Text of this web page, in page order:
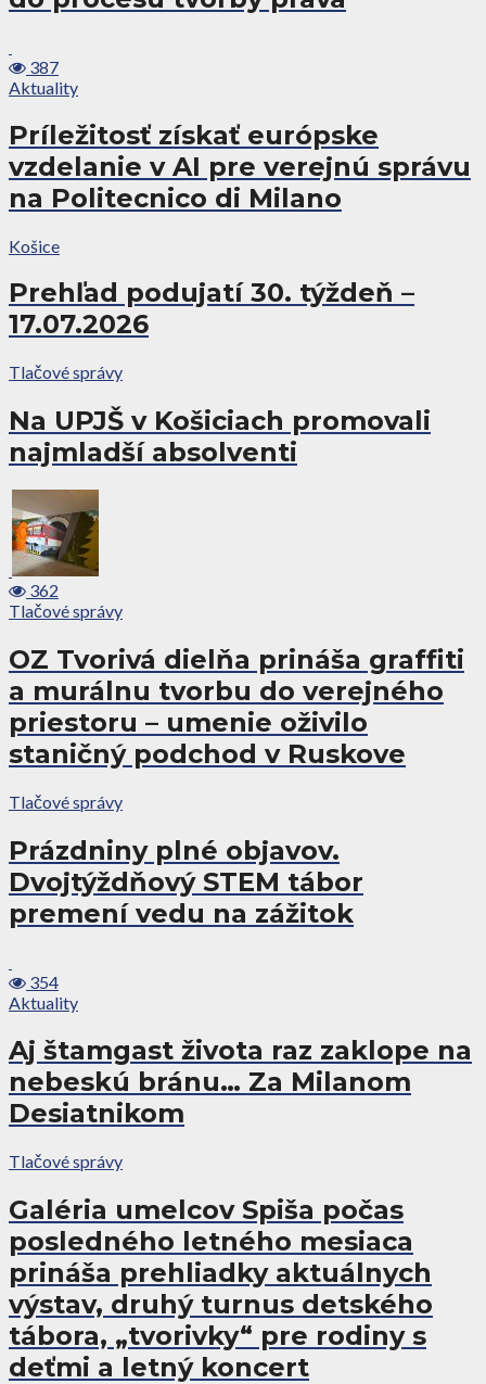
387
Aktuality
Príležitosť získať európske
vzdelanie v AI pre verejnú správu
na Politecnico di Milano
Košice
Prehľad podujatí 30. týždeň –
17.07.2026
Tlačové správy
Na UPJŠ v Košiciach promovali
najmladší absolventi
362
Tlačové správy
OZ Tvorivá dielňa prináša graffiti
a murálnu tvorbu do verejného
priestoru – umenie oživilo
staničný podchod v Ruskove
Tlačové správy
Prázdniny plné objavov.
Dvojtýždňový STEM tábor
premení vedu na zážitok
354
Aktuality
Aj štamgast života raz zaklope na
nebeskú bránu… Za Milanom
Desiatnikom
Tlačové správy
Galéria umelcov Spiša počas
posledného letného mesiaca
prináša prehliadky aktuálnych
výstav, druhý turnus detského
tábora, „tvorivky“ pre rodiny s
deťmi a letný koncert